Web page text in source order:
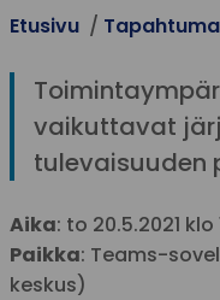
Etusivu
vaikuttavat
tulevaisuuden
Aika: to 20.5.2021 klo
Paikka: Teams-
keskus)